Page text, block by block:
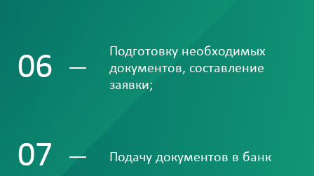
06
Подготовку необходимых
документов, составление
заявки;
07 Подачу документов в банк